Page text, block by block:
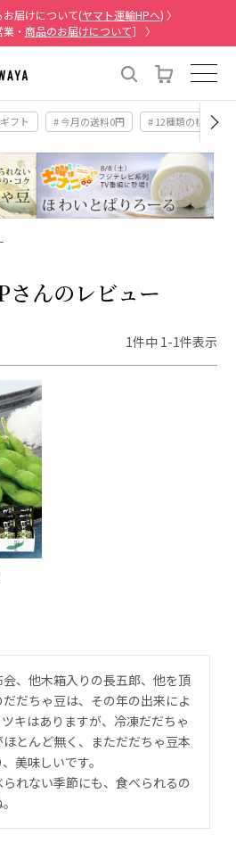
届けについて(ヤマト運輸HPへ) 〉
・ 商品のお届けについて］ 〉
フト # 今月の送料0円 # 12種類の桃
んのレビュー
1件中 1-1件表示
、他木箱入りの長五郎、他を頂
だちゃ豆は、その年の出来によ
キはありますが、冷凍だだちゃ
とんど無く、まただだちゃ豆本
美味しいです。
れない季節にも、食べられるの